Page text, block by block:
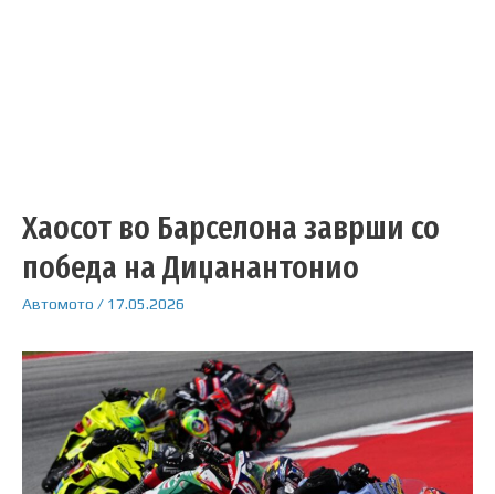
Хаосот во Барселона заврши со
победа на Диџанантонио
Автомото / 17.05.2026